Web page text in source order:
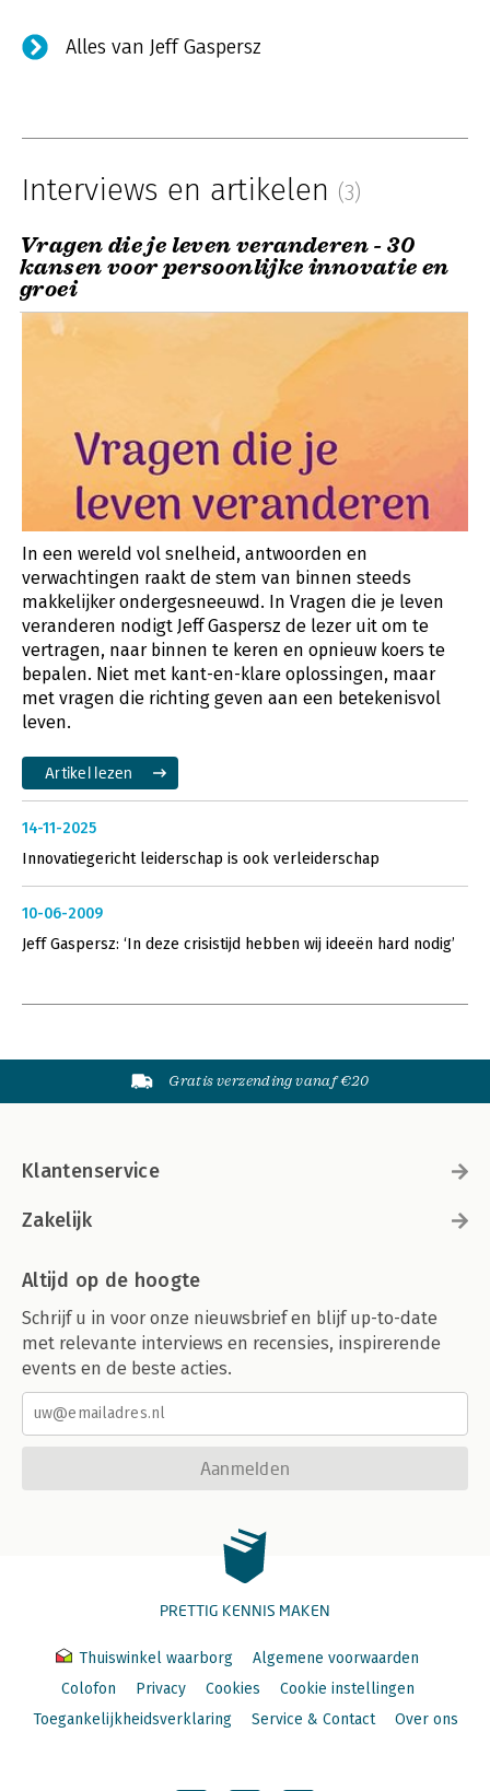
Alles van Jeff Gaspersz
Interviews en artikelen (3)
Vragen die je leven veranderen - 30
kansen voor persoonlijke innovatie en
groei
In een wereld vol snelheid, antwoorden en
verwachtingen raakt de stem van binnen steeds
makkelijker ondergesneeuwd. In Vragen die je leven
veranderen nodigt Jeff Gaspersz de lezer uit om te
vertragen, naar binnen te keren en opnieuw koers te
bepalen. Niet met kant-en-klare oplossingen, maar
met vragen die richting geven aan een betekenisvol
leven.
Artikel lezen
14-11-2025
Innovatiegericht leiderschap is ook verleiderschap
10-06-2009
Jeff Gaspersz: ‘In deze crisistijd hebben wij ideeën hard nodig’
Gratis verzending vanaf €20
Klantenservice
Zakelijk
Altijd op de hoogte
Schrijf u in voor onze nieuwsbrief en blijf up-to-date
met relevante interviews en recensies, inspirerende
events en de beste acties.
Aanmelden
PRETTIG KENNIS MAKEN
Thuiswinkel waarborg
Algemene voorwaarden
Colofon
Privacy Cookies
Cookie instellingen
Toegankelijkheidsverklaring
Service & Contact Over ons